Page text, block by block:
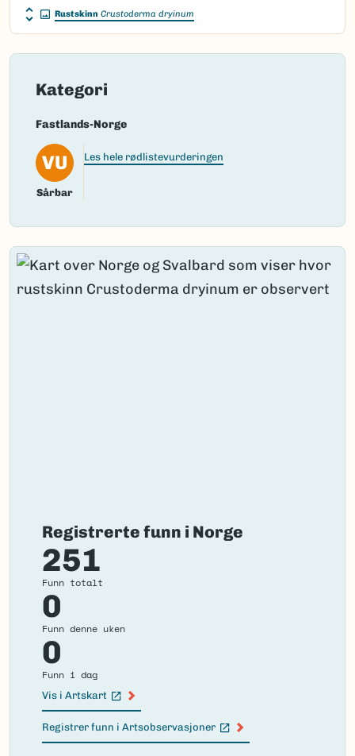
Vitenskapelig navn ID:56944
Rustskinn Crustoderma dryinum
Kategori
Fastlands-Norge
VU
Sårbar
Les hele rødlistevurderingen
Registrerte funn i Norge
251
Funn totalt
0
Funn denne uken
0
Funn i dag
Vis i Artskart
(Ekstern lenke)
Registrer funn i Artsobservasjoner
(Ekstern lenke)